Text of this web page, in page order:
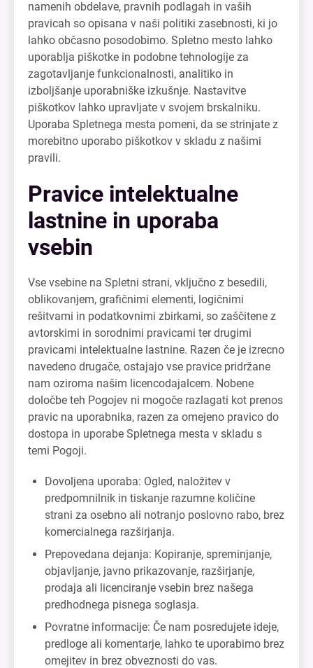
namenih obdelave, pravnih podlagah in vaših
pravicah so opisana v naši politiki zasebnosti, ki jo
lahko občasno posodobimo. Spletno mesto lahko
uporablja piškotke in podobne tehnologije za
zagotavljanje funkcionalnosti, analitiko in
izboljšanje uporabniške izkušnje. Nastavitve
piškotkov lahko upravljate v svojem brskalniku.
Uporaba Spletnega mesta pomeni, da se strinjate z
morebitno uporabo piškotkov v skladu z našimi
pravili.
Pravice intelektualne
lastnine in uporaba
vsebin
Vse vsebine na Spletni strani, vključno z besedili,
oblikovanjem, grafičnimi elementi, logičnimi
rešitvami in podatkovnimi zbirkami, so zaščitene z
avtorskimi in sorodnimi pravicami ter drugimi
pravicami intelektualne lastnine. Razen če je izrecno
navedeno drugače, ostajajo vse pravice pridržane
nam oziroma našim licencodajalcem. Nobene
določbe teh Pogojev ni mogoče razlagati kot prenos
pravic na uporabnika, razen za omejeno pravico do
dostopa in uporabe Spletnega mesta v skladu s
temi Pogoji.
Dovoljena uporaba: Ogled, naložitev v
predpomnilnik in tiskanje razumne količine
strani za osebno ali notranjo poslovno rabo, brez
komercialnega razširjanja.
Prepovedana dejanja: Kopiranje, spreminjanje,
objavljanje, javno prikazovanje, razširjanje,
prodaja ali licenciranje vsebin brez našega
predhodnega pisnega soglasja.
Povratne informacije: Če nam posredujete ideje,
predloge ali komentarje, lahko te uporabimo brez
omejitev in brez obveznosti do vas.